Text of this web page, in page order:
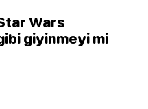
Wars
giyinmeyi mi